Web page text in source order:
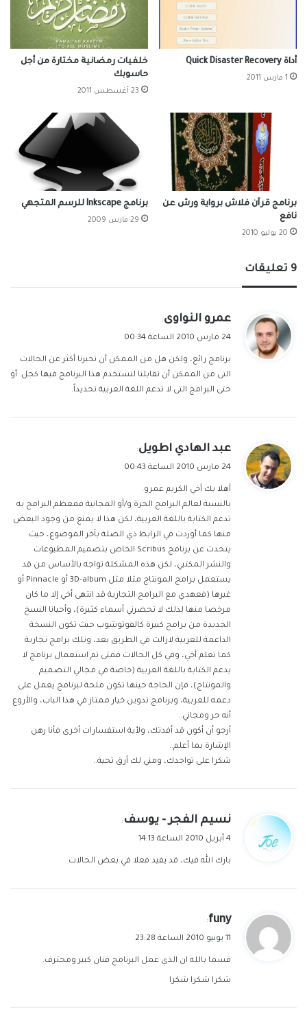
أداة Quick Disaster Recovery
1 مارس 2011
خلفيات رمضانية مختارة من أجل
حاسوبك
23 أغسطس 2011
برنامج قرآن فلاش برواية ورش عن
نافع
20 يوليو 2010
برنامج Inkscape للرسم المتجهي
29 مارس 2009
‫9 تعليقات
ي
ق
ل
عمرو النواوى:
24 مارس 2010 الساعة 00:34
برنامج رائع، ولكن هل من الممكن أن تخبرنا أكثر عن الحالات
التى من الممكن أن تقابلنا لنستخدم هذا البرنامج فيها كحل. أو
حتى البرامج التى لا تدعم اللغة العربية تحديداً.
ي
ق
ل
عبد الهادي اطويل:
24 مارس 2010 الساعة 00:43
أهلا بك أخي الكريم عمرو.
بالنسبة لعالم البرامج الحرة و/أو المجانية فمعظم البرامج به
تدعم الكتابة باللغة العربية، لكن هذا لا يمنع من وجود البعض
منها كما أوردت في الرابط ذي الصلة بآخر الموضوع، حيث
يتحدث عن برنامج Scribus الخاص بتصميم المطبوعات
والنشر المكتبي، لكن هذه المشكلة تواجه بالأساس من قد
يستعمل برامج المونتاج مثلا مثل 3D-album أو Pinnacle أو
غيرها (فعهدي مع البرامج التجارية قد انتهى أخي إلا ما كان
مرخصا منها لذلك لا تحضرني أسماء كثيرة)، وأحيانا النسخ
الجديدة من برامج كبيرة كالفوتوشوب حيث تكون النسخة
الداعمة للعربية لازالت في الطريق بعد، وتلك برامج تجارية
كما تعلم أخي، وفي كل الحالات فمتى تم استعمال برنامج لا
يدعم الكتابة باللغة العربية (خاصة في مجالي التصميم
والمونتاج)، فإن الحاجة حينها تكون ملحة لبرنامج يعمل على
دعمه للعربية، وبرنامج تدوين خيار ممتاز في هذا الباب، والأروع
أنه حر ومجاني..
أرجو أن أكون قد أفدتك، ولأية استفسارات أخرى فأنا رهن
الإشارة بما أعلم..
شكرا على تواجدك، ومني لك أرق تحية..
ي
ق
ل
نسيم الفجر - يوسف :
4 أبريل 2010 الساعة 14:13
بارك الله فيك، قد يفيد فعلا في بعض الحالات
ي
ق
ل
funy
:
11 يونيو 2010 الساعة 23:28
قسما بالله ان الذي عمل البرنامج فنان كبير ومحترف.
شكرا شكرا شكرا